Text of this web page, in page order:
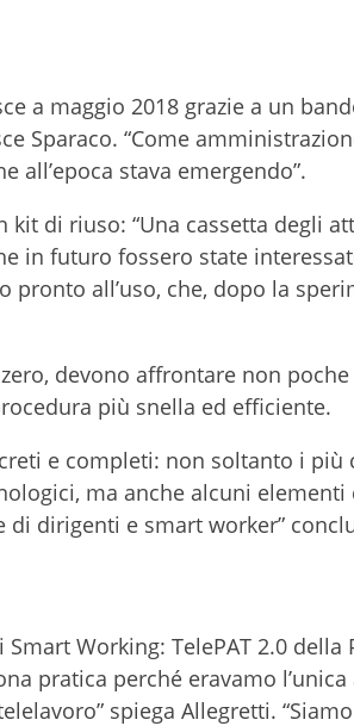
a maggio 2018 grazie a un
Sparaco. “Come
all’epoca stava emergendo”.
di riuso: “Una cassetta degli
in futuro fossero state
pronto all’uso, che, dopo la
devono affrontare non
più snella ed efficiente.
e completi: non soltanto i più
ma anche alcuni
dirigenti e smart worker”
Working: TelePAT 2.0
pratica perché eravamo
spiega Allegretti.